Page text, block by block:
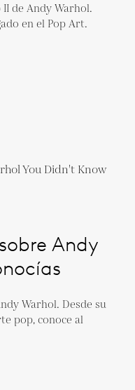
II de Andy Warhol.
en el Pop Art.
Andy
Warhol. Desde su
pop, conoce al